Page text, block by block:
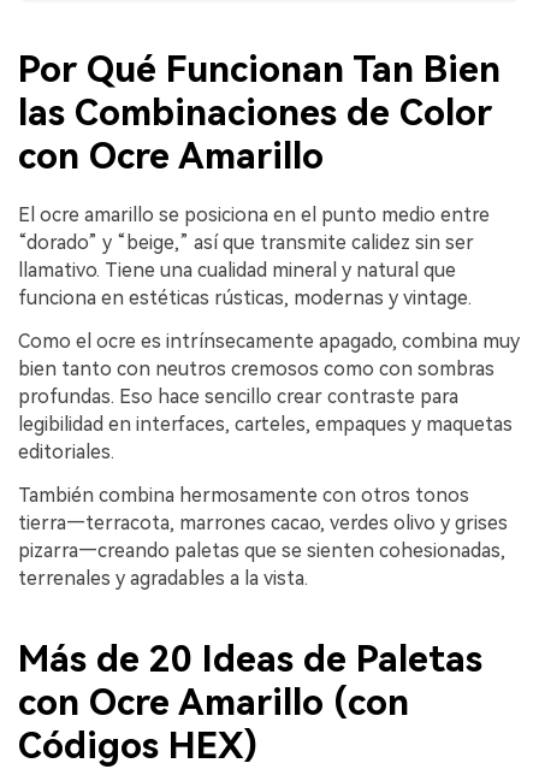
Por Qué Funcionan Tan Bien
las Combinaciones de Color
con Ocre Amarillo
El ocre amarillo se posiciona en el punto medio entre
“dorado” y “beige,” así que transmite calidez sin ser
llamativo. Tiene una cualidad mineral y natural que
funciona en estéticas rústicas, modernas y vintage.
Como el ocre es intrínsecamente apagado, combina muy
bien tanto con neutros cremosos como con sombras
profundas. Eso hace sencillo crear contraste para
legibilidad en interfaces, carteles, empaques y maquetas
editoriales.
También combina hermosamente con otros tonos
tierra—terracota, marrones cacao, verdes olivo y grises
pizarra—creando paletas que se sienten cohesionadas,
terrenales y agradables a la vista.
Más de 20 Ideas de Paletas
con Ocre Amarillo (con
Códigos HEX)